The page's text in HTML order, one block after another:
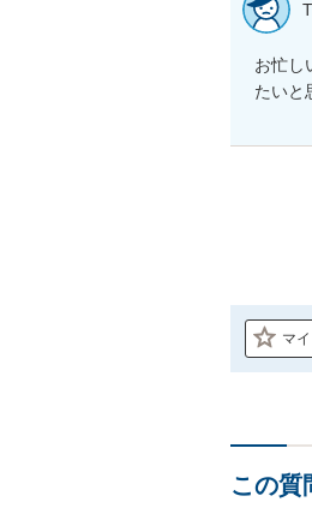
お忙し
たいと
マ
この質